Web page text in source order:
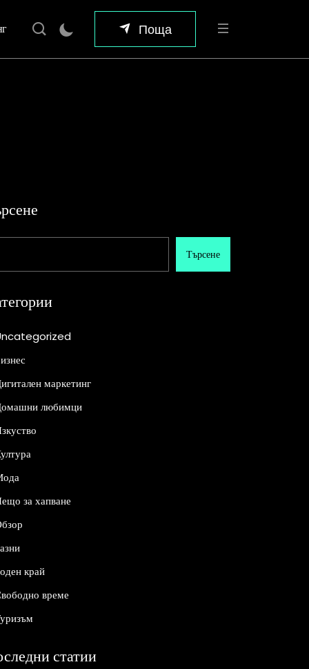
Поща
Търсене
маркетинг
любимци
за хапване
край
време
статии